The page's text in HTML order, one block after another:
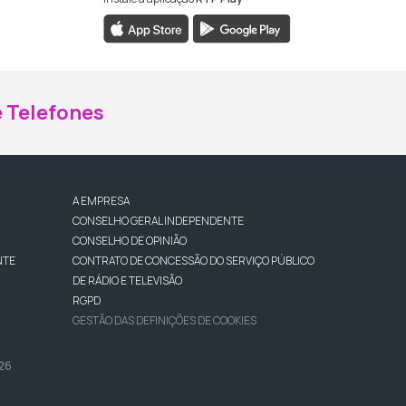
da RTP Madeira
da RTP Madeira
Telefones
A EMPRESA
CONSELHO GERAL INDEPENDENTE
CONSELHO DE OPINIÃO
CONTRATO DE CONCESSÃO DO SERVIÇO PÚBLICO
DE RÁDIO E TELEVISÃO
RGPD
GESTÃO DAS DEFINIÇÕES DE COOKIES